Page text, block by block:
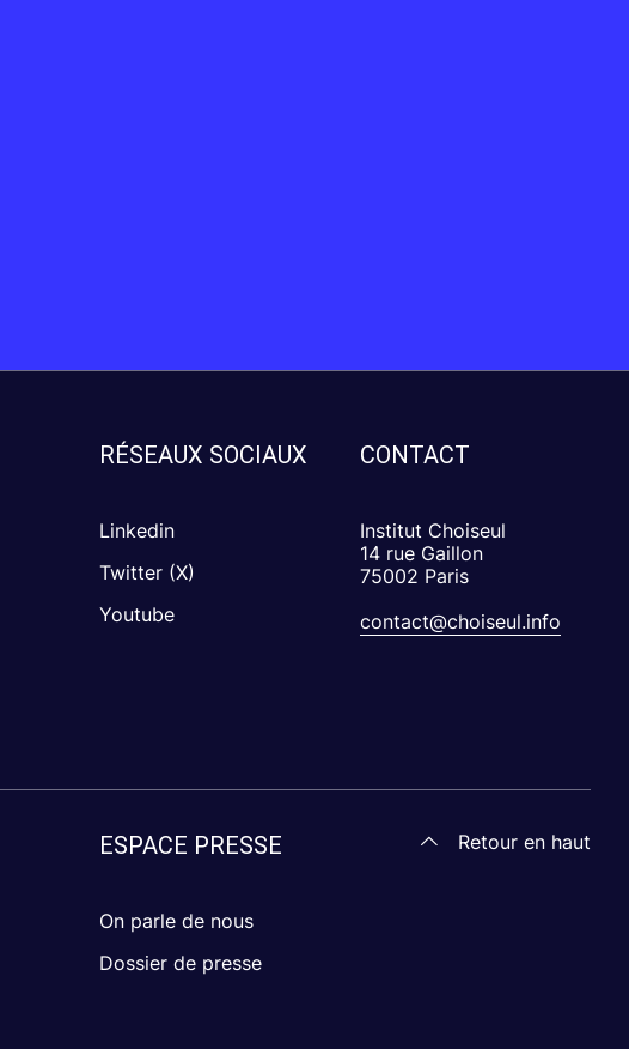
RÉSEAUX SOCIAUX
Linkedin
Twitter (X)
Youtube
CONTACT
Institut Choiseul
14 rue Gaillon
75002 Paris
contact@choiseul.info
ESPACE PRESSE
On parle de nous
Dossier de presse
Retour en haut